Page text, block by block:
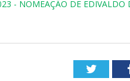
- NOMEAÇÃO DE